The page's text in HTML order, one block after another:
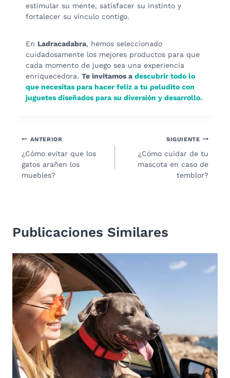
estimular su mente, satisfacer su instinto y
fortalecer su vínculo contigo.
En Ladracadabra, hemos seleccionado
cuidadosamente los mejores productos para que
cada momento de juego sea una experiencia
enriquecedora. Te invitamos a descubrir todo lo
que necesitas para hacer feliz a tu peludito con
juguetes diseñados para su diversión y desarrollo.
Navegación
de
entradas
ANTERIOR
¿Cómo evitar que los
gatos arañen los
muebles?
SIGUIENTE
¿Cómo cuidar de tu
mascota en caso de
temblor?
Publicaciones Similares